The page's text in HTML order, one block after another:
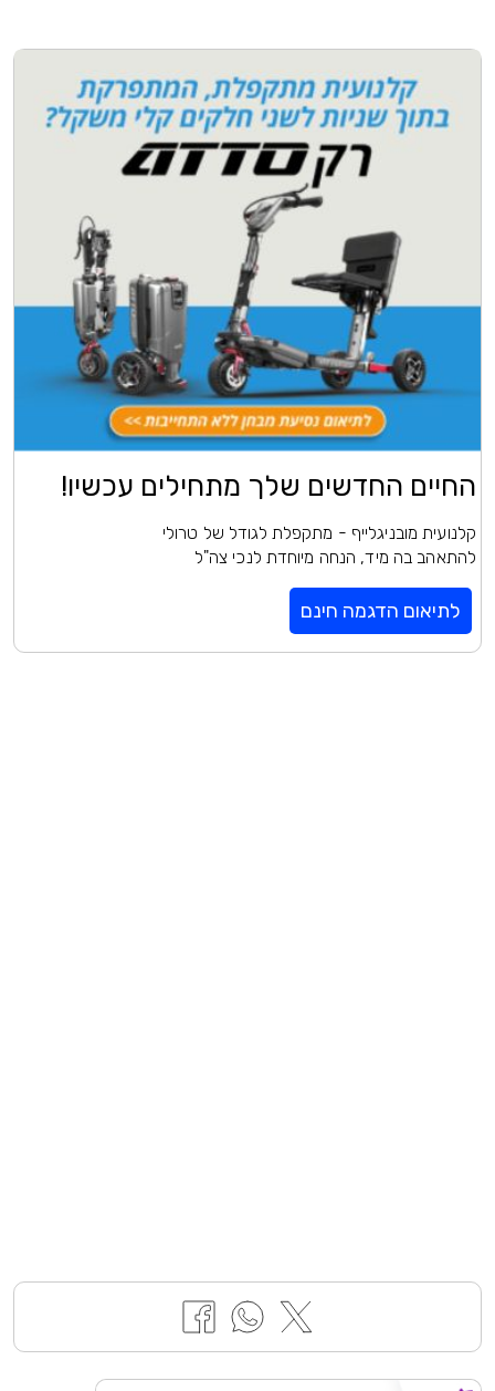
החיים החדשים שלך מתחילים עכשיו!
קלנועית מובניגלייף - מתקפלת לגודל של טרולי
להתאהב בה מיד, הנחה מיוחדת לנכי צה"ל
לתיאום הדגמה חינם